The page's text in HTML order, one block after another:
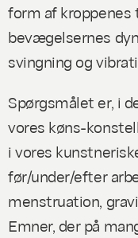
form af
bevægelsernes
svingning og
Spørgsmålet er, i
vores køns-
i vores
før/under/efter
menstruation,
Emner, der på